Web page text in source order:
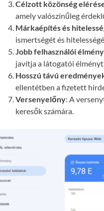
Célzott közönség
amely valószínűleg
Márkaépítés és
ismertségét és
Jobb felhasználói élmény
javítja a látogatói élményt.
Hosszú távú
ellentétben a fizetett
Versenyelőny: A
keresők számára.